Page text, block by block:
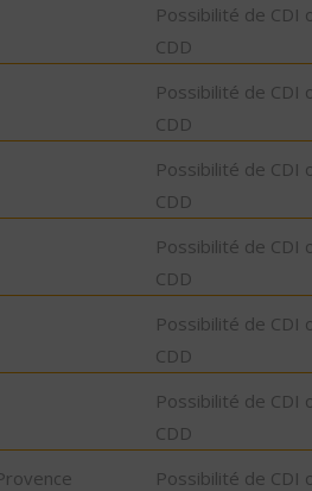
Possibilité de CDI
CDD
Possibilité de CDI
CDD
Possibilité de CDI
CDD
Possibilité de CDI
CDD
Possibilité de CDI
CDD
Possibilité de CDI
CDD
Possibilité de CDI